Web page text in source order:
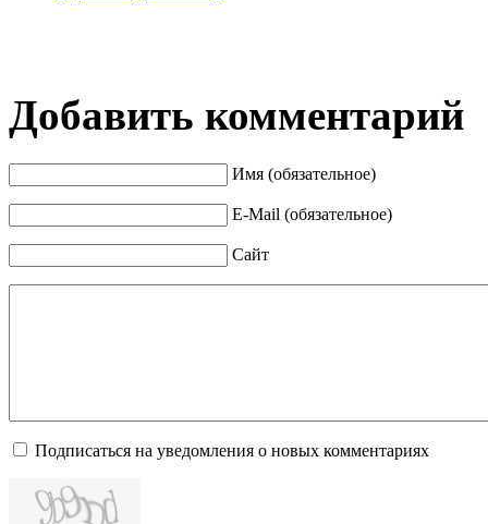
Добавить комментарий
Имя (обязательное)
E-Mail (обязательное)
Сайт
Подписаться на уведомления о новых комментариях